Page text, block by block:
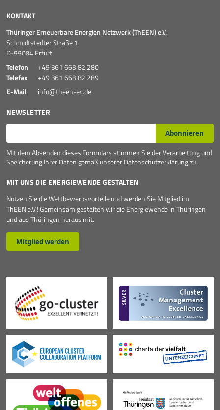
KONTAKT
Thüringer Erneuerbare Energien Netzwerk (ThEEN) e.V.
Schmidtstedter Straße 1
D-99084 Erfurt
Telefon
+49 361 663 82 280
Telefax
+49 361 663 82 289
E-Mail
info@theen-ev.de
NEWSLETTER
E-Mail* Abonnieren
Mit dem Absenden dieses Formulars stimmen Sie der Verarbeitung und
Speicherung Ihrer Daten gemäß unsererDatenschutzerklärungzu.
MIT UNS DIE ENERGIEWENDE GESTALTEN
Nutzen Sie die Wettbewerbsvorteile und werden Sie Mitglied im
ThEEN e.V.! Gemeinsam gestalten wir die Energiewende in Thüringen
und aus Thüringen heraus mit.
Mitglied werden